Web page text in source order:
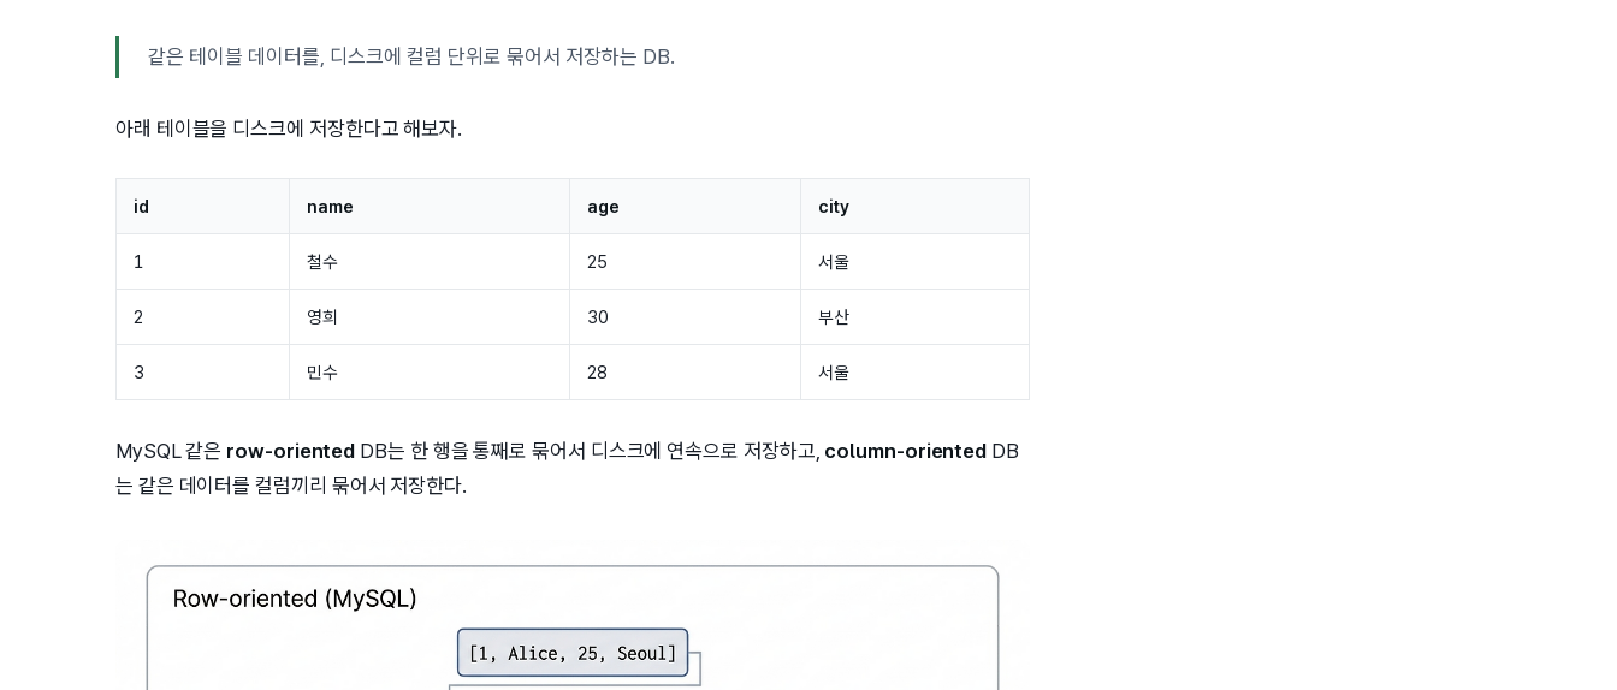
같은 테이블 데이터를, 디스크에 컬럼 단위로 묶어서 저장하는 DB.
아래 테이블을 디스크에 저장한다고 해보자.
id name age city
1 철수 25 서울
2 영희 30 부산
3 민수 28 서울
MySQL 같은 row-oriented DB는 한 행을 통째로 묶어서 디스크에 연속으로 저장하고, column-oriented DB
는 같은 데이터를 컬럼끼리 묶어서 저장한다.